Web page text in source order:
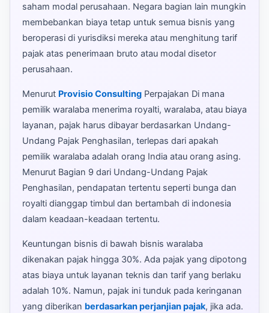
saham modal perusahaan. Negara bagian lain mungkin
membebankan biaya tetap untuk semua bisnis yang
beroperasi di yurisdiksi mereka atau menghitung tarif
pajak atas penerimaan bruto atau modal disetor
perusahaan.
Menurut Provisio Consulting Perpajakan Di mana
pemilik waralaba menerima royalti, waralaba, atau biaya
layanan, pajak harus dibayar berdasarkan Undang-
Undang Pajak Penghasilan, terlepas dari apakah
pemilik waralaba adalah orang India atau orang asing.
Menurut Bagian 9 dari Undang-Undang Pajak
Penghasilan, pendapatan tertentu seperti bunga dan
royalti dianggap timbul dan bertambah di indonesia
dalam keadaan-keadaan tertentu.
Keuntungan bisnis di bawah bisnis waralaba
dikenakan pajak hingga 30%. Ada pajak yang dipotong
atas biaya untuk layanan teknis dan tarif yang berlaku
adalah 10%. Namun, pajak ini tunduk pada keringanan
yang diberikan berdasarkan perjanjian pajak, jika ada.